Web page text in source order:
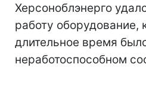
Херсоноблэнерго
работу оборудование,
длительное время
неработоспособном